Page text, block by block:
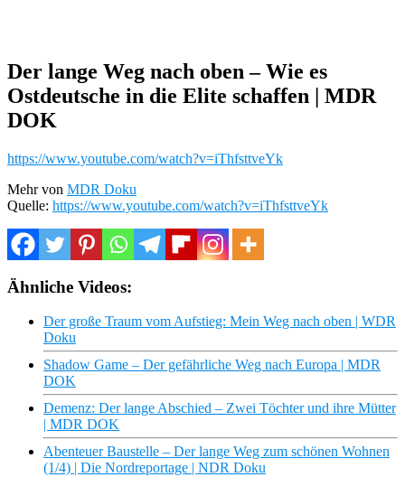
Der lange Weg nach oben – Wie es
Ostdeutsche in die Elite schaffen | MDR
DOK
https://www.youtube.com/watch?v=iThfsttveYk
Mehr von MDR Doku
Quelle: https://www.youtube.com/watch?v=iThfsttveYk
Ähnliche Videos:
Der große Traum vom Aufstieg: Mein Weg nach oben | WDR
Doku
Shadow Game – Der gefährliche Weg nach Europa | MDR
DOK
Demenz: Der lange Abschied – Zwei Töchter und ihre Mütter
| MDR DOK
Abenteuer Baustelle – Der lange Weg zum schönen Wohnen
(1/4) | Die Nordreportage | NDR Doku